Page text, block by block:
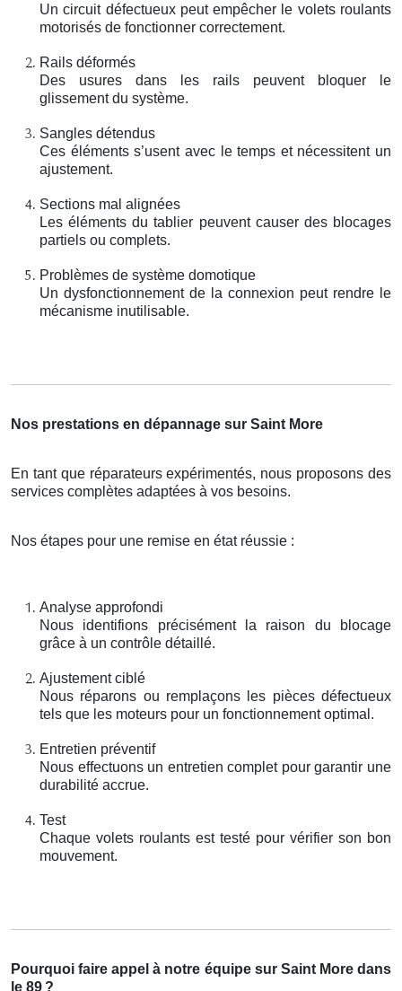
Un circuit défectueux peut empêcher le volets roulants
motorisés de fonctionner correctement.
Rails déformés
Des usures dans les rails peuvent bloquer le
glissement du système.
Sangles détendus
Ces éléments s’usent avec le temps et nécessitent un
ajustement.
Sections mal alignées
Les éléments du tablier peuvent causer des blocages
partiels ou complets.
Problèmes de système domotique
Un dysfonctionnement de la connexion peut rendre le
mécanisme inutilisable.
Nos prestations en dépannage sur Saint More
En tant que réparateurs expérimentés, nous proposons des
services complètes adaptées à vos besoins.
Nos étapes pour une remise en état réussie :
Analyse approfondi
Nous identifions précisément la raison du blocage
grâce à un contrôle détaillé.
Ajustement ciblé
Nous réparons ou remplaçons les pièces défectueux
tels que les moteurs pour un fonctionnement optimal.
Entretien préventif
Nous effectuons un entretien complet pour garantir une
durabilité accrue.
Test
Chaque volets roulants est testé pour vérifier son bon
mouvement.
Pourquoi faire appel à notre équipe sur Saint More dans
le 89 ?